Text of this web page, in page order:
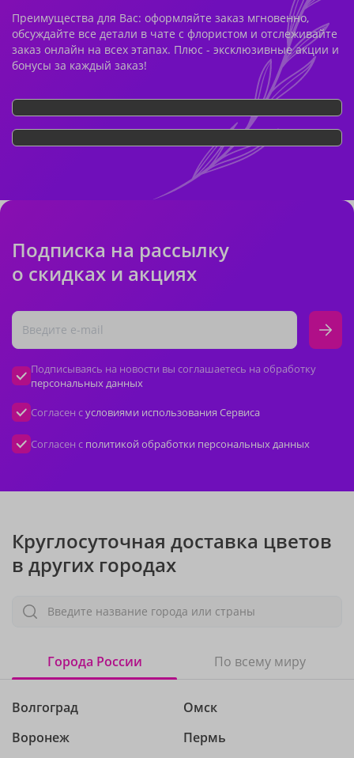
Преимущества для Вас: оформляйте заказ мгновенно,
обсуждайте все детали в чате с флористом и отслеживайте
заказ онлайн на всех этапах. Плюс - эксклюзивные акции и
бонусы за каждый заказ!
Подписка на рассылку
о скидках и акциях
Подписываясь на новости вы соглашаетесь на обработку
персональных данных
Согласен сусловиями использования Сервиса
Согласен с политикой обработки персональных данных
Круглосуточная доставка цветов
в других городах
Введите название города или страны
Города России По всему миру
Волгоград
Воронеж
Омск
Пермь